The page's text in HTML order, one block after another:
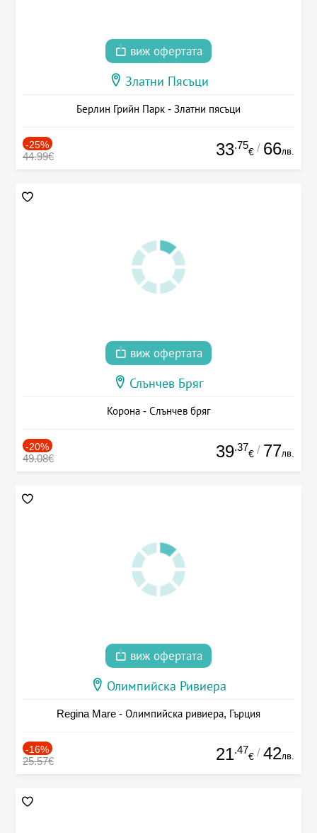
виж офертата
Златни Пясъци
Берлин Грийн Парк - Златни пясъци
-25%
44.99€ 33.75
€ / 66лв.
виж офертата
Слънчев Бряг
Корона - Слънчев бряг
-20%
49.08€ 39.37
€ / 77лв.
виж офертата
Олимпийска Ривиера
Regina Mare - Олимпийска ривиера, Гърция
-16%
25.57€ 21.47
€ / 42лв.